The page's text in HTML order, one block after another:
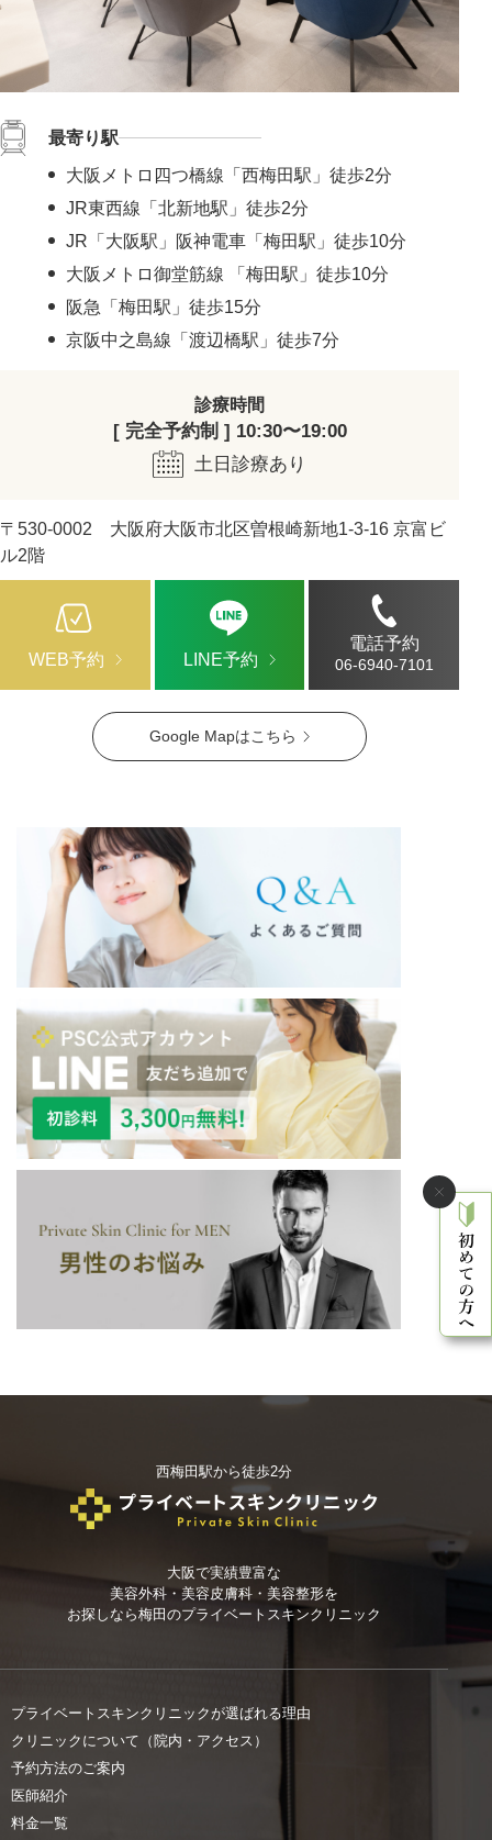
Google Mapはこちら
最寄り駅
大阪メトロ四つ橋線「西梅田駅」徒歩2分
JR東西線「北新地駅」徒歩2分
JR「大阪駅」阪神電車「梅田駅」徒歩10分
大阪メトロ御堂筋線 「梅田駅」徒歩10分
阪急「梅田駅」徒歩15分
京阪中之島線「渡辺橋駅」徒歩7分
診療時間
[ 完全予約制 ] 10:30〜19:00
土日診療あり
〒530-0002 大阪府大阪市北区曽根崎新地1-3-16 京富ビ
ル2階
WEB予約 LINE予約
電話予約
06-6940-7101
西梅田駅から徒歩2分
大阪で実績豊富な
美容外科・美容皮膚科・美容整形を
お探しなら梅田のプライベートスキンクリニック
プライベートスキンクリニックが選ばれる理由
クリニックについて（院内・アクセス）
予約方法のご案内
医師紹介
料金一覧